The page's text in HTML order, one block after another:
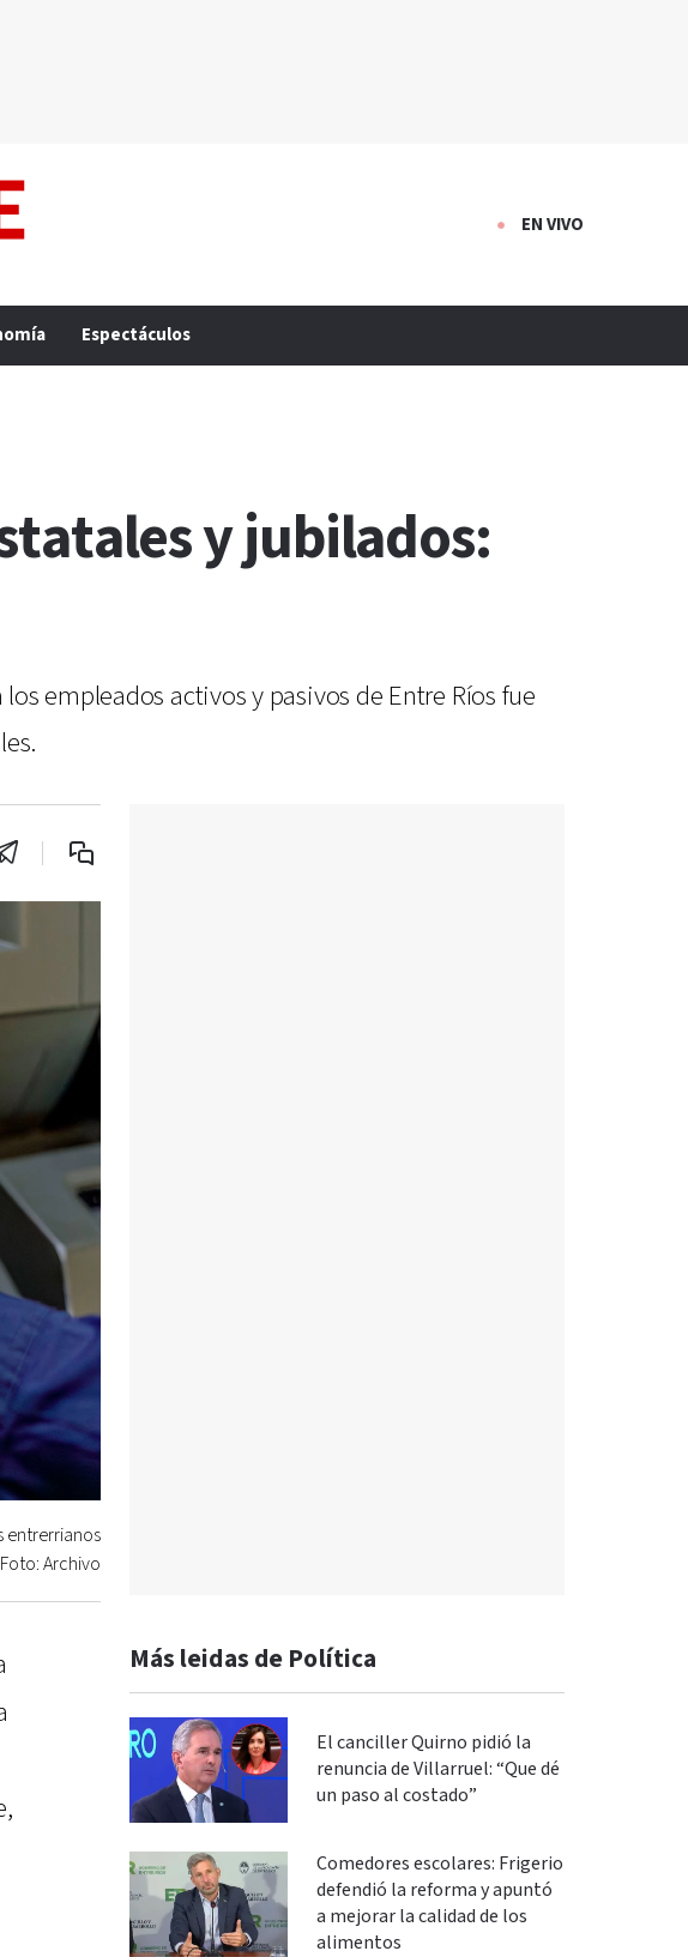
EN VIVO
Espectáculos
y jubilados:
empleados activos y pasivos de Entre Ríos fue
entrerrianos
Foto: Archivo
Más leidas de Política
El canciller Quirno pidió la
renuncia de Villarruel: “Que dé
un paso al costado”
Comedores escolares: Frigerio
defendió la reforma y apuntó
a mejorar la calidad de los
alimentos